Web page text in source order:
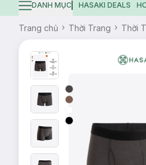
Hamburger icon
DANH MỤC HASAKI DEALS
Trang chủ Thời Trang Thời